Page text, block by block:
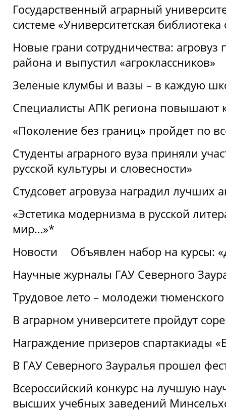
Государственный аграрный
системе «Университетская
Новые грани сотрудничества:
района и выпустил «агроклассников»
Зеленые клумбы и вазы – в каждую
Специалисты АПК региона повышают
«Поколение без границ» пройдет по
Студенты аграрного вуза приняли
русской культуры и словесности»
Студсовет агровуза наградил лучших
«Эстетика модернизма в русской
мир…»*
Новости
Объявлен набор на курсы:
Научные журналы ГАУ Северного
Трудовое лето – молодежи
В аграрном университете пройдут
Награждение призеров спартакиады
В ГАУ Северного Зауралья прошел
Всероссийский конкурс на лучшую
высших учебных заведений